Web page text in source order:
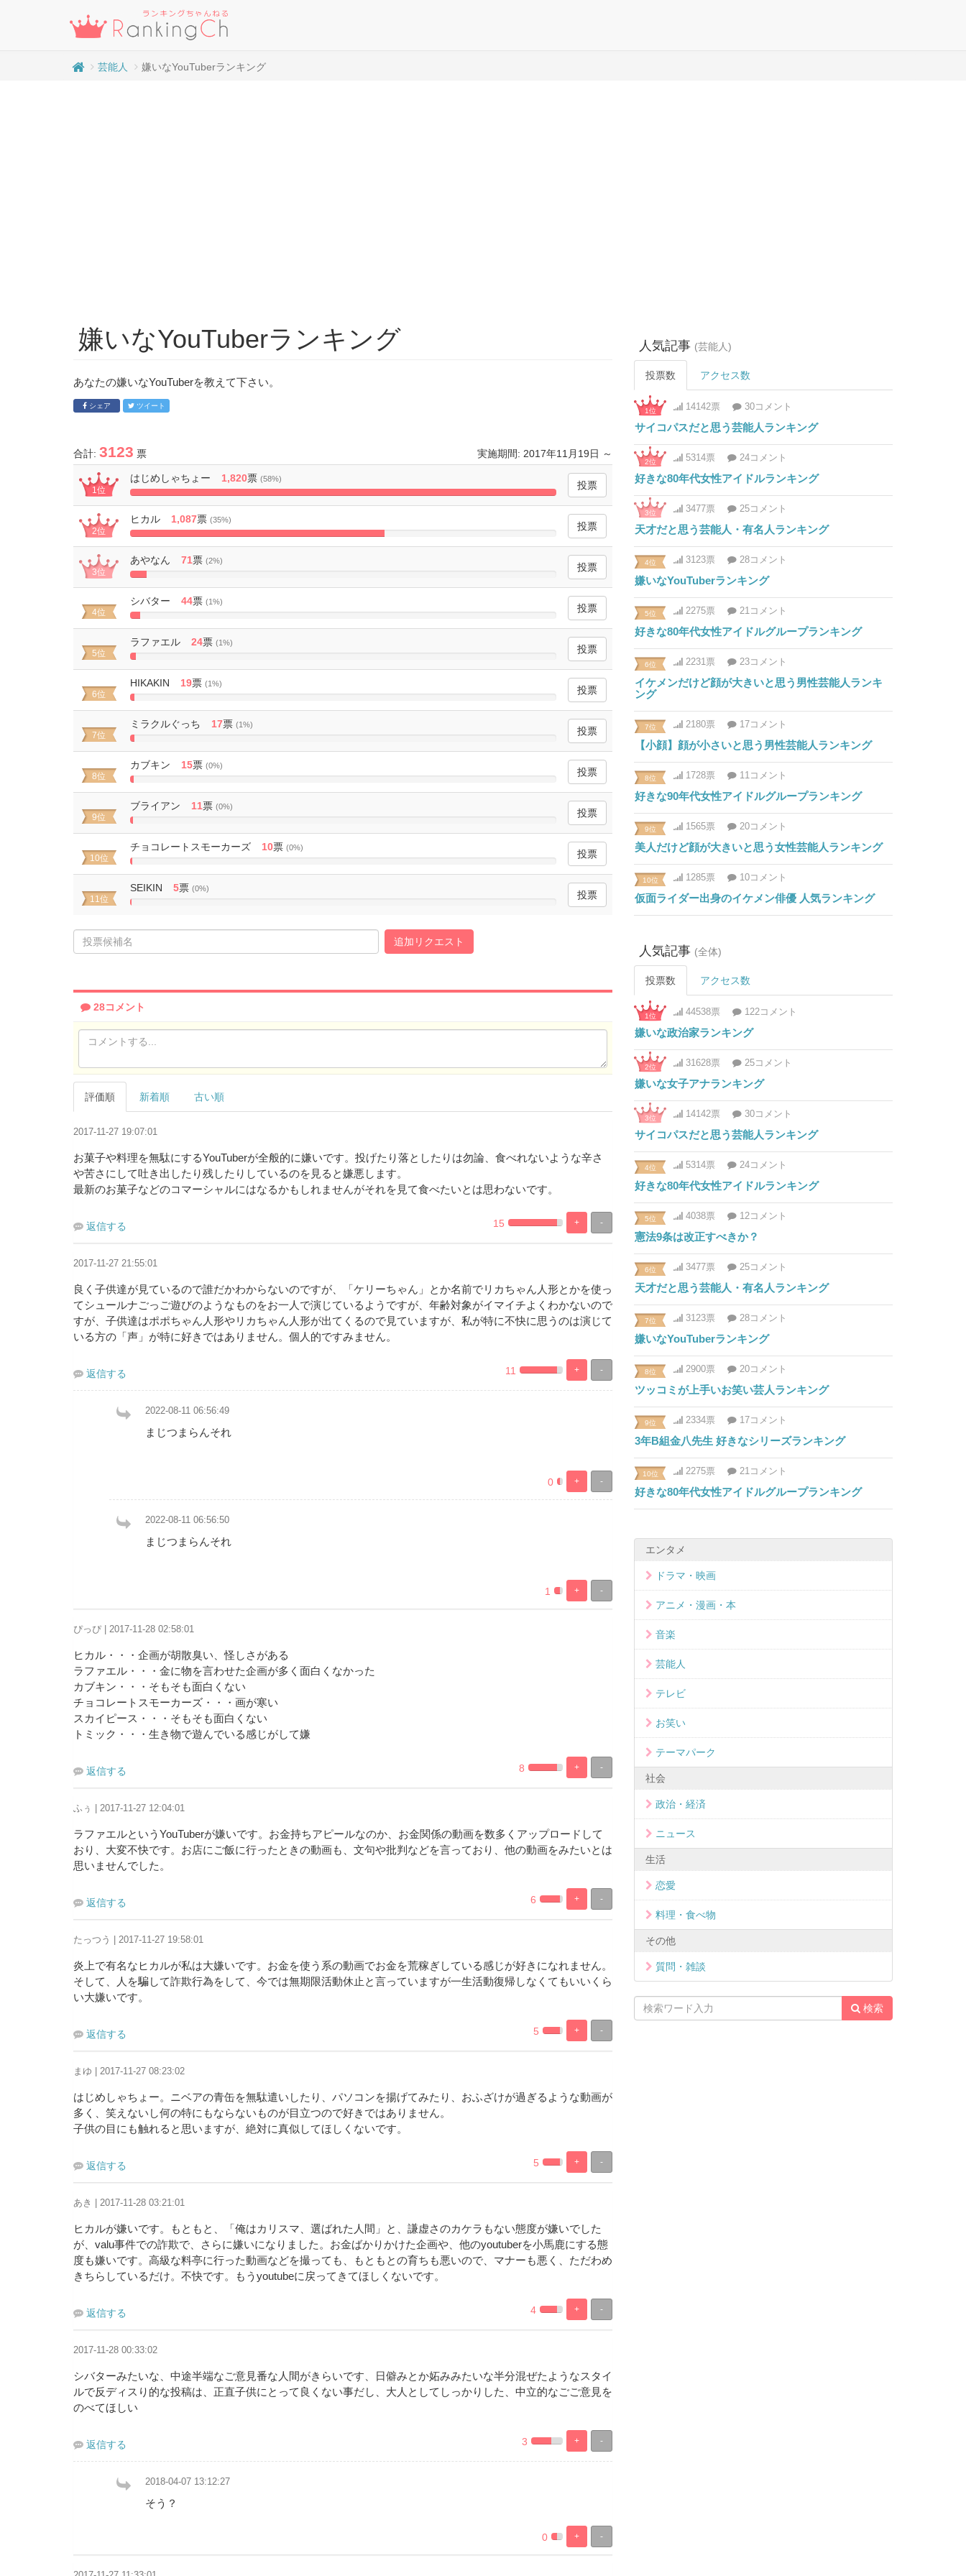
芸能人 嫌いなYouTuberランキング
嫌いなYouTuberランキング
あなたの嫌いなYouTuberを教えて下さい。
シェア ツイート
合計: 3123 票 実施期間: 2017年11月19日 ～
1位
はじめしゃちょー 1,820票 (58%)
100%
Complete
2位
ヒカル 1,087票 (35%)
59.725274725275%
Complete
3位
あやなん 71票 (2%)
3.9010989010989%
Complete
4位
シバター 44票 (1%)
2.4175824175824%
Complete
5位
ラファエル 24票 (1%)
1.3186813186813%
Complete
6位
HIKAKIN 19票 (1%)
1.043956043956%
Complete
7位
ミラクルぐっち 17票 (1%)
0.93406593406593%
Complete
8位
カブキン 15票 (0%)
0.82417582417582%
Complete
9位
ブライアン 11票 (0%)
0.6043956043956%
Complete
10位
チョコレートスモーカーズ 10票 (0%)
0.54945054945055%
Complete
11位
SEIKIN 5票 (0%)
0.27472527472527%
票
名：
28コメント
評価順 新着順 古い順
2017-11-27 19:07:01
お菓子や料理を無駄にするYouTuberが全般的に嫌いです。投げたり落としたりは勿論、食べれないような辛さ
や苦さにして吐き出したり残したりしているのを見ると嫌悪します。
最新のお菓子などのコマーシャルにはなるかもしれませんがそれを見て食べたいとは思わないです。
-
+
0.27472527472527%
99.725274725275%
15
返信する
2017-11-27 21:55:01
良く子供達が見ているので誰だかわからないのですが、「ケリーちゃん」とか名前でリカちゃん人形とかを使っ
てシュールナごっご遊びのようなものをお一人で演じているようですが、年齢対象がイマイチよくわかないので
すが、子供達はポポちゃん人形やリカちゃん人形が出てくるので見ていますが、私が特に不快に思うのは演じて
いる方の「声」が特に好きではありません。個人的ですみません。
-
+
0.27472527472527%
99.725274725275%
11
返信する
2022-08-11 06:56:49
まじつまらんそれ
-
+
0.27472527472527%
Complete
99.725274725275%
Complete
0
2022-08-11 06:56:50
まじつまらんそれ
-
+
0.27472527472527%
Complete
99.725274725275%
Complete
1
ぴっぴ | 2017-11-28 02:58:01
ヒカル・・・企画が胡散臭い、怪しさがある
ラファエル・・・金に物を言わせた企画が多く面白くなかった
カブキン・・・そもそも面白くない
チョコレートスモーカーズ・・・画が寒い
スカイピース・・・そもそも面白くない
トミック・・・生き物で遊んでいる感じがして嫌
-
+
0.27472527472527%
99.725274725275%
8
返信する
ふぅ | 2017-11-27 12:04:01
ラファエルというYouTuberが嫌いです。お金持ちアピールなのか、お金関係の動画を数多くアップロードして
おり、大変不快です。お店にご飯に行ったときの動画も、文句や批判などを言っており、他の動画をみたいとは
思いませんでした。
-
+
0.27472527472527%
99.725274725275%
6
返信する
たっつう | 2017-11-27 19:58:01
炎上で有名なヒカルが私は大嫌いです。お金を使う系の動画でお金を荒稼ぎしている感じが好きになれません。
そして、人を騙して詐欺行為をして、今では無期限活動休止と言っていますが一生活動復帰しなくてもいいくら
い大嫌いです。
-
+
0.27472527472527%
99.725274725275%
5
返信する
まゆ | 2017-11-27 08:23:02
はじめしゃちょー。ニベアの青缶を無駄遣いしたり、パソコンを揚げてみたり、おふざけが過ぎるような動画が
多く、笑えないし何の特にもならないものが目立つので好きではありません。
子供の目にも触れると思いますが、絶対に真似してほしくないです。
-
+
0.27472527472527%
99.725274725275%
5
返信する
あき | 2017-11-28 03:21:01
ヒカルが嫌いです。もともと、「俺はカリスマ、選ばれた人間」と、謙虚さのカケラもない態度が嫌いでした
が、valu事件での詐欺で、さらに嫌いになりました。お金ばかりかけた企画や、他のyoutuberを小馬鹿にする態
度も嫌いです。高級な料亭に行った動画などを撮っても、もともとの育ちも悪いので、マナーも悪く、ただわめ
きちらしているだけ。不快です。もうyoutubeに戻ってきてほしくないです。
-
+
0.27472527472527%
99.725274725275%
4
返信する
2017-11-28 00:33:02
シバターみたいな、中途半端なご意見番な人間がきらいです、日僻みとか妬みみたいな半分混ぜたようなスタイ
ルで反ディスり的な投稿は、正直子供にとって良くない事だし、大人としてしっかりした、中立的なごご意見を
のべてほしい
-
+
0.27472527472527%
99.725274725275%
3
返信する
2018-04-07 13:12:27
そう？
-
+
0.27472527472527%
Complete
99.725274725275%
Complete
0
人気記事 (芸能人)
投票数 アクセス数
1位 14142票 30コメント
サイコパスだと思う芸能人ランキング
2位 5314票 24コメント
好きな80年代女性アイドルランキング
3位 3477票 25コメント
天才だと思う芸能人・有名人ランキング
4位 3123票 28コメント
嫌いなYouTuberランキング
5位 2275票 21コメント
好きな80年代女性アイドルグループランキング
6位 2231票 23コメント
イケメンだけど顔が大きいと思う男性芸能人ランキ
ング
7位 2180票 17コメント
【小顔】顔が小さいと思う男性芸能人ランキング
8位 1728票 11コメント
好きな90年代女性アイドルグループランキング
9位 1565票 20コメント
美人だけど顔が大きいと思う女性芸能人ランキング
10位 1285票 10コメント
仮面ライダー出身のイケメン俳優 人気ランキング
人気記事 (全体)
投票数 アクセス数
1位 44538票 122コメント
嫌いな政治家ランキング
2位 31628票 25コメント
嫌いな女子アナランキング
3位 14142票 30コメント
サイコパスだと思う芸能人ランキング
4位 5314票 24コメント
好きな80年代女性アイドルランキング
5位 4038票 12コメント
憲法9条は改正すべきか？
6位 3477票 25コメント
天才だと思う芸能人・有名人ランキング
7位 3123票 28コメント
嫌いなYouTuberランキング
8位 2900票 20コメント
ツッコミが上手いお笑い芸人ランキング
9位 2334票 17コメント
3年B組金八先生 好きなシリーズランキング
10位 2275票 21コメント
好きな80年代女性アイドルグループランキング
エンタメ
ドラマ・映画
アニメ・漫画・本
音楽
芸能人
テレビ
お笑い
テーマパーク
社会
政治・経済
ニュース
生活
恋愛
料理・食べ物
その他
質問・雑談
検索